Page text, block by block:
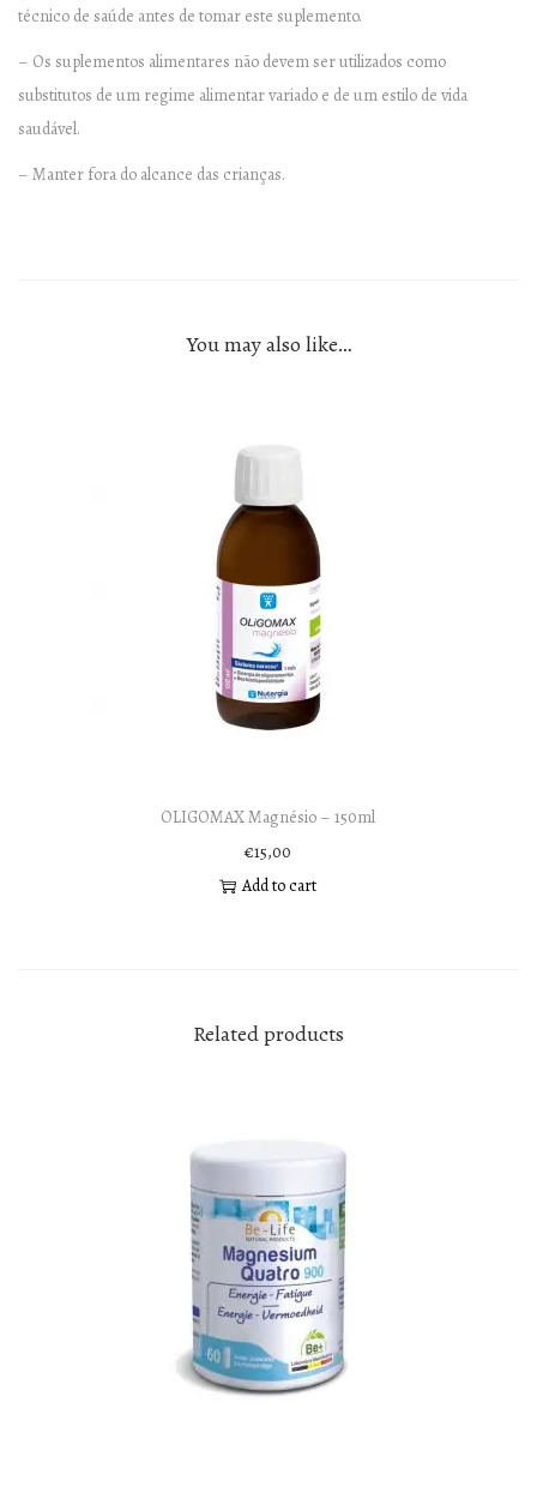
técnico de saúde antes de tomar este suplemento.
– Os suplementos alimentares não devem ser utilizados como
substitutos de um regime alimentar variado e de um estilo de vida
saudável.
– Manter fora do alcance das crianças.
You may also like…
OLIGOMAX Magnésio – 150ml
€15,00
Add to cart
Related products